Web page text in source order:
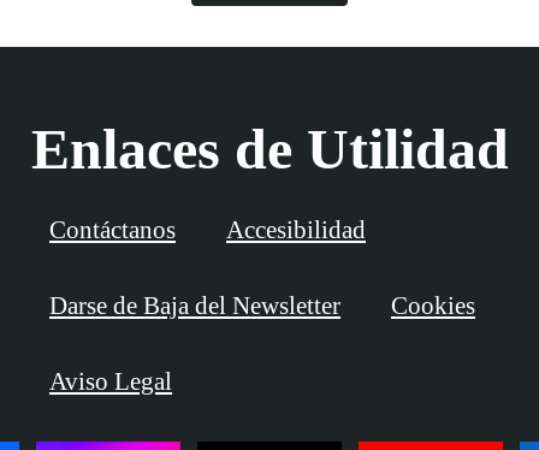
Enlaces de Utilidad
Contáctanos Accesibilidad
Darse de Baja del Newsletter Cookies
Aviso Legal